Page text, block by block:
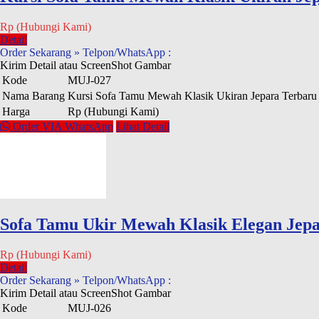
Rp (Hubungi Kami)
Detail
Order Sekarang » Telpon/WhatsApp :
Kirim Detail atau ScreenShot Gambar
Kode
MUJ-027
Nama Barang Kursi Sofa Tamu Mewah Klasik Ukiran Jepara Terbaru
Harga
Rp (Hubungi Kami)
Order VIA WhatsApp Lihat Detail
Sofa Tamu Ukir Mewah Klasik Elegan
Rp (Hubungi Kami)
Detail
Order Sekarang » Telpon/WhatsApp :
Kirim Detail atau ScreenShot Gambar
Kode
MUJ-026